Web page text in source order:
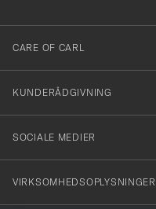
dig
till
vårt
nyhetsbrev!
CARE OF CARL
KUNDERÅDGIVNING
SOCIALE MEDIER
VIRKSOMHEDSOPLYSNINGER